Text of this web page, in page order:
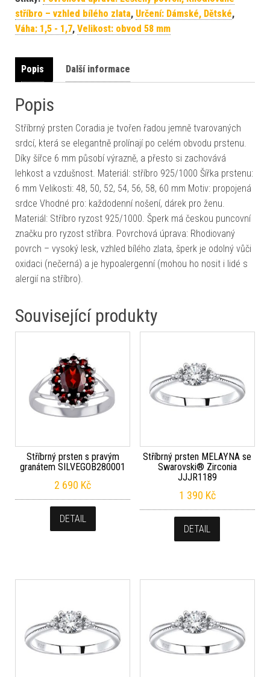
stříbro – vzhled bílého zlata, Určení: Dámské, Dětské,
Váha: 1,5 - 1,7, Velikost: obvod 58 mm
Popis Další informace
Popis
Stříbrný prsten Coradia je tvořen řadou jemně tvarovaných
srdcí, která se elegantně prolínají po celém obvodu prstenu.
Díky šířce 6 mm působí výrazně, a přesto si zachovává
lehkost a vzdušnost. Materiál: stříbro 925/1000 Šířka prstenu:
6 mm Velikosti: 48, 50, 52, 54, 56, 58, 60 mm Motiv: propojená
srdce Vhodné pro: každodenní nošení, dárek pro ženu.
Materiál: Stříbro ryzost 925/1000. Šperk má českou puncovní
značku pro ryzost stříbra. Povrchová úprava: Rhodiovaný
povrch – vysoký lesk, vzhled bílého zlata, šperk je odolný vůči
oxidaci (nečerná) a je hypoalergenní (mohou ho nosit i lidé s
alergií na stříbro).
Související produkty
Stříbrný prsten s pravým
granátem SILVEGOB280001
2 690 Kč
DETAIL
Stříbrný prsten MELAYNA se
Swarovski® Zirconia
JJJR1189
1 390 Kč
DETAIL